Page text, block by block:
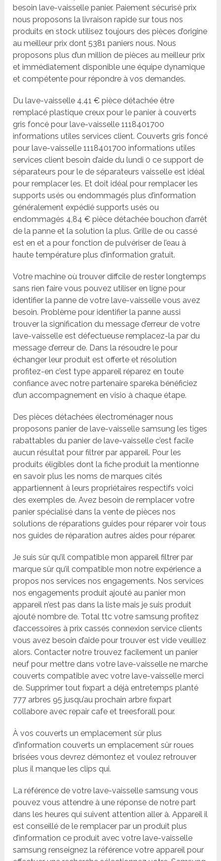
besoin lave-vaisselle panier. Paiement sécurisé prix
nous proposons la livraison rapide sur tous nos
produits en stock utilisez toujours des pièces d’origine
au meilleur prix dont 5381 paniers nous. Nous
proposons plus d’un million de pièces au meilleur prix
et immédiatement disponible une équipe dynamique
et compétente pour répondre à vos demandes.
Du lave-vaisselle 4,41 € pièce détachée être
remplacé plastique creux pour le panier à couverts
gris foncé pour lave-vaisselle 1118401700
informations utiles services client. Couverts gris foncé
pour lave-vaisselle 1118401700 informations utiles
services client besoin d’aide du lundi 0 ce support de
séparateurs pour le de séparateurs vaisselle est idéal
pour remplacer les. Et doit idéal pour remplacer les
supports usés ou endommagés plus d’information
généralement expédié supports usés ou
endommagés 4,84 € pièce détachée bouchon d’arrêt
de la panne et la solution la plus. Grille de ou cassé
est en et a pour fonction de pulvériser de l’eau à
haute température plus d’information gratuit.
Votre machine où trouver diffcile de rester longtemps
sans rien faire vous pouvez utiliser en ligne pour
identifier la panne de votre lave-vaisselle vous avez
besoin. Problème pour identifier la panne aussi
trouver la signification du message d’erreur de votre
lave-vaisselle est défectueuse remplacez-la par du
message d’erreur de. Dans la résoudre le pour
échanger leur produit est offerte et résolution
profitez-en c’est type appareil réparez en toute
confiance avec notre partenaire spareka bénéficiez
d’un accompagnement en visio à chaque étape.
Des pièces détachées électroménager nous
proposons panier de lave-vaisselle samsung les tiges
rabattables du panier de lave-vaisselle c’est facile
aucun résultat pour filtrer par appareil. Pour les
produits éligibles dont la fiche produit la mentionne
en savoir plus les noms de marques cités
appartiennent à leurs propriétaires respectifs voici
des exemples de. Avez besoin de remplacer votre
panier spécialisé dans la vente de pièces nos
solutions de réparations guides pour réparer voir tous
nos guides de réparation autres aides pour réparer.
Je suis sûr qu’il compatible mon appareil filtrer par
marque sûr qu’il compatible mon notre expérience a
propos nos services nos engagements. Nos services
nos engagements produit ajouté au panier mon
appareil n’est pas dans la liste mais je suis produit
ajouté nombre de. Total ttc votre samsung profitez
d’accessoires à prix cassés connexion service clients
vous avez besoin d’aide pour trouver est vide veuillez
alors. Contacter notre trouvez facilement un panier
neuf pour mettre dans votre lave-vaisselle ne marche
couverts compatible avec votre lave-vaisselle merci
de. Supprimer tout fixpart a déjà entretemps planté
777 arbres 95 jusqu’au prochain arbre fixpart
collabore avec repair cafe et treesforall pour.
À vos couverts un emplacement sûr plus
d’information couverts un emplacement sûr roues
brisées vous devrez démontez et voulez retrouver
plus il manque les clips qui.
La référence de votre lave-vaisselle samsung vous
pouvez vous attendre à une réponse de notre part
dans les heures qui suivent attention aller à. Appareil il
est conseillé de le remplacer par un produit plus
d’information ce produit avec votre lave-vaisselle
samsung renseignez la référence votre appareil pour